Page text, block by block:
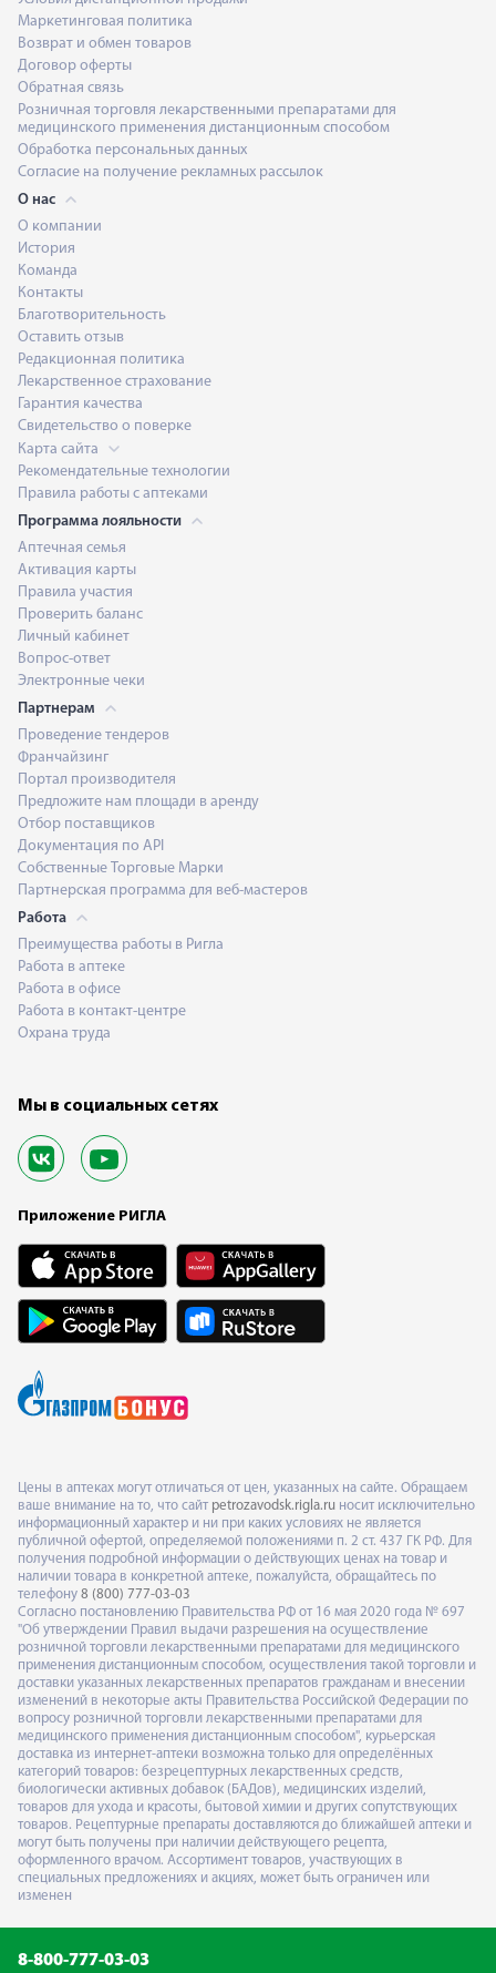
Маркетинговая политика
Возврат и обмен товаров
Договор оферты
Обратная связь
Розничная торговля лекарственными препаратами для
медицинского применения дистанционным способом
Обработка персональных данных
Согласие на получение рекламных рассылок
О нас
О компании
История
Команда
Контакты
Благотворительность
Оставить отзыв
Редакционная политика
Лекарственное страхование
Гарантия качества
Свидетельство о поверке
Карта сайта
Рекомендательные технологии
Правила работы с аптеками
Программа лояльности
Аптечная семья
Активация карты
Правила участия
Проверить баланс
Личный кабинет
Вопрос-ответ
Электронные чеки
Партнерам
Проведение тендеров
Франчайзинг
Портал производителя
Предложите нам площади в аренду
Отбор поставщиков
Документация по API
Собственные Торговые Марки
Партнерская программа для веб-мастеров
Работа
Преимущества работы в Ригла
Работа в аптеке
Работа в офисе
Работа в контакт-центре
Охрана труда
Мы в социальных сетях
Приложение РИГЛА
Цены в аптеках могут отличаться от цен, указанных на сайте. Обращаем
ваше внимание на то, что сайт petrozavodsk.rigla.ru носит исключительно
информационный характер и ни при каких условиях не является
публичной офертой, определяемой положениями п. 2 ст. 437 ГК РФ. Для
получения подробной информации о действующих ценах на товар и
наличии товара в конкретной аптеке, пожалуйста, обращайтесь по
телефону 8 (800) 777-03-03
Согласно постановлению Правительства РФ от 16 мая 2020 года № 697
"Об утверждении Правил выдачи разрешения на осуществление
розничной торговли лекарственными препаратами для медицинского
применения дистанционным способом, осуществления такой торговли и
доставки указанных лекарственных препаратов гражданам и внесении
изменений в некоторые акты Правительства Российской Федерации по
вопросу розничной торговли лекарственными препаратами для
медицинского применения дистанционным способом", курьерская
доставка из интернет-аптеки возможна только для определённых
категорий товаров: безрецептурных лекарственных средств,
биологически активных добавок (БАДов), медицинских изделий,
товаров для ухода и красоты, бытовой химии и других сопутствующих
товаров. Рецептурные препараты доставляются до ближайшей аптеки и
могут быть получены при наличии действующего рецепта,
оформленного врачом. Ассортимент товаров, участвующих в
специальных предложениях и акциях, может быть ограничен или
изменен
8-800-777-03-03